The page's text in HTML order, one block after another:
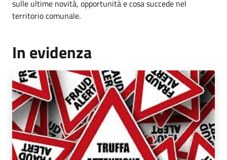
sulle ultime novità, opportunità e cosa succede nel
territorio comunale.
In evidenza